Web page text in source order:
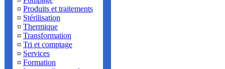
¤ Produits et traitements
¤ Stérilisation
¤ Thermique
¤ Transformation
¤ Tri et comptage
¤ Services
¤ Formation